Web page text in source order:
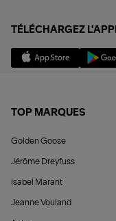
TÉLÉCHARGEZ
TOP MARQUES
Golden Goose
Jérôme Dreyfuss
Isabel Marant
Jeanne Vouland